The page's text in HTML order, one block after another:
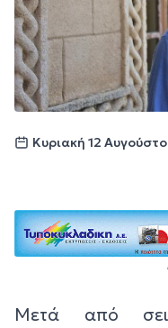
Κυριακή 12
Μετά από